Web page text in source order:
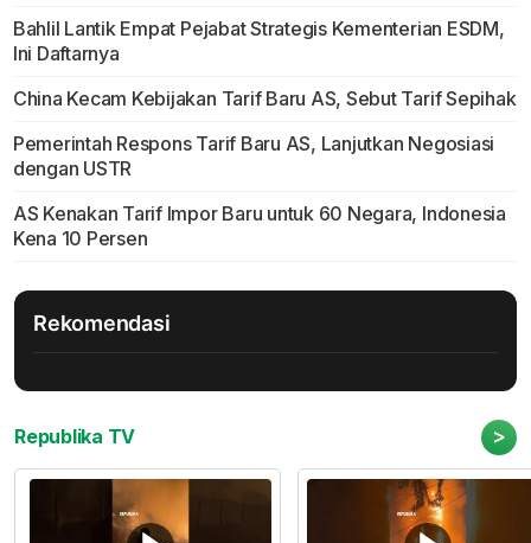
Bahlil Lantik Empat Pejabat Strategis Kementerian ESDM,
Ini Daftarnya
China Kecam Kebijakan Tarif Baru AS, Sebut Tarif Sepihak
Pemerintah Respons Tarif Baru AS, Lanjutkan Negosiasi
dengan USTR
AS Kenakan Tarif Impor Baru untuk 60 Negara, Indonesia
Kena 10 Persen
Rekomendasi
Republika TV >